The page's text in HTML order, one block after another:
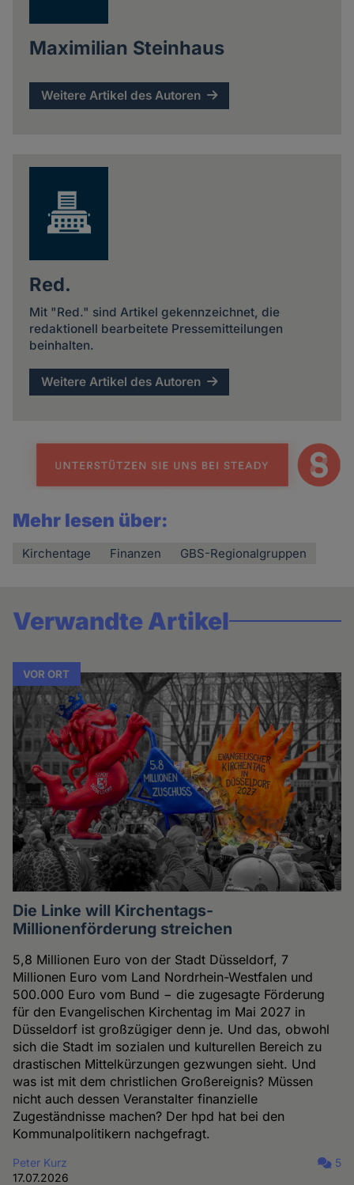
Maximilian Steinhaus
Weitere Artikel des Autoren
Red.
Mit "Red." sind Artikel gekennzeichnet, die
redaktionell bearbeitete Pressemitteilungen
beinhalten.
Weitere Artikel des Autoren
Mehr lesen über:
Kirchentage Finanzen GBS-Regionalgruppen
Verwandte Artikel
VOR ORT
Die Linke will Kirchentags-
Millionenförderung streichen
5,8 Millionen Euro von der Stadt Düsseldorf, 7
Millionen Euro vom Land Nordrhein-Westfalen und
500.000 Euro vom Bund − die zugesagte Förderung
für den Evangelischen Kirchentag im Mai 2027 in
Düsseldorf ist großzügiger denn je. Und das, obwohl
sich die Stadt im sozialen und kulturellen Bereich zu
drastischen Mittelkürzungen gezwungen sieht. Und
was ist mit dem christlichen Großereignis? Müssen
nicht auch dessen Veranstalter finanzielle
Zugeständnisse machen? Der hpd hat bei den
Kommunalpolitikern nachgefragt.
Peter Kurz
17.07.2026
5